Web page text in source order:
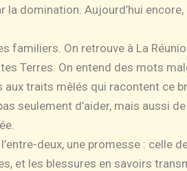
domination. Aujourd’hui
familiers. On retrouve à La
Terres. On entend des mots
traits mêlés qui racontent ce
seulement d’aider, mais aussi
deux, une promesse : celle
et les blessures en savoirs